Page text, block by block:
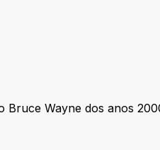
Bruce Wayne dos anos